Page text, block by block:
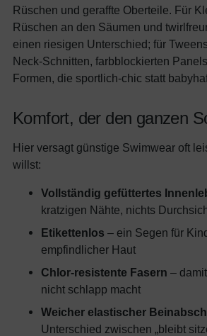
Rüschen und geraffte Oberteile. Für
Rüschen an den Säumen und
einen riesigen Unterschied; für
Neck-Schnitten, farbblockierten
Formen, die sportlich-chic statt
Komfort, der den ganzen
Hier versagt günstige Swimwear oft
willst:
Vollständig gefüttertes
kratzigen Nähte, nichts
Etikettenlos – ein Segen für
empfindlicher Haut
Chlor-resistente Fasern –
nicht schlapp macht
Weicher elastischer
Unterschied zwischen „bleibt